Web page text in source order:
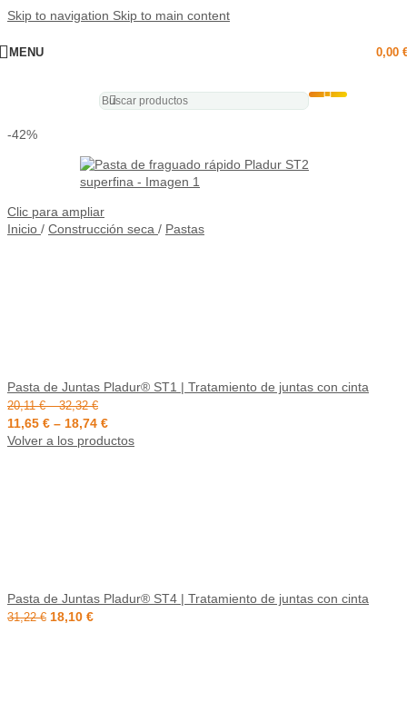
Skip to navigation Skip to main content
MENU 0,00
-42%
Clic para ampliar
Inicio / Construcción seca / Pastas
Pasta de Juntas Pladur® ST1 | Tratamiento de juntas con cinta
20,11€–32,32€
11,65 € – 18,74 €
Volver a los productos
Pasta de Juntas Pladur® ST4 | Tratamiento de juntas con cinta
31,22€ 18,10 €